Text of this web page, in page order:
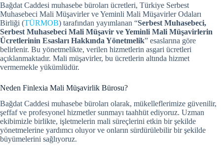
Bağdat Caddesi muhasebe büroları ücretleri, Türkiye Serbest
Muhasebeci Mali Müşavirler ve Yeminli Mali Müşavirler Odaları
Birliği (TÜRMOB) tarafından yayımlanan “Serbest Muhasebeci,
Serbest Muhasebeci Mali Müşavir ve Yeminli Mali Müşavirlerin
Ücretlerinin Esasları Hakkında Yönetmelik” esaslarına göre
belirlenir. Bu yönetmelikte, verilen hizmetlerin asgari ücretleri
açıklanmaktadır. Mali müşavirler, bu ücretlerin altında hizmet
vermemekle yükümlüdür.
Neden Finlexia Mali Müşavirlik Bürosu?
Bağdat Caddesi muhasebe büroları olarak, mükelleflerimize güvenilir,
şeffaf ve profesyonel hizmetler sunmayı taahhüt ediyoruz. Uzman
ekibimizle birlikte, işletmelerin mali süreçlerini etkin bir şekilde
yönetmelerine yardımcı oluyor ve onların sürdürülebilir bir şekilde
büyümelerini sağlıyoruz.